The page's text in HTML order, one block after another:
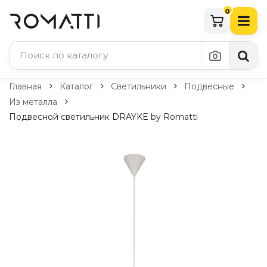
0
Каталог Romatti
Свет и освещение
Главная Каталог Светильники
Подвесные
Из металла
Подвесной светильник DRAYKE by Romatti